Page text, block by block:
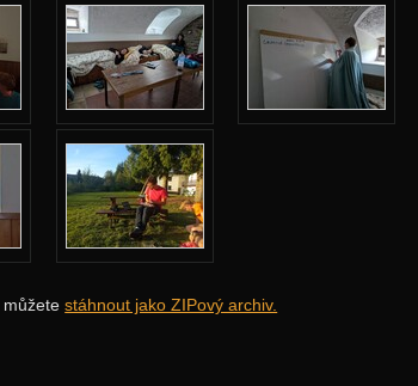
můžetestáhnout jako ZIPový archiv.